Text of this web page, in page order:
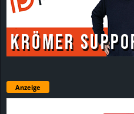
Anzeige